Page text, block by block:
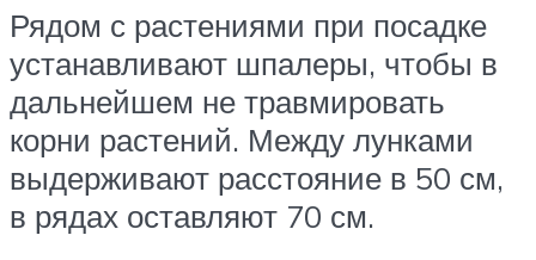
Рядом с растениями при посадке
устанавливают шпалеры, чтобы в
дальнейшем не травмировать
корни растений. Между лунками
выдерживают расстояние в 50 см,
в рядах оставляют 70 см.